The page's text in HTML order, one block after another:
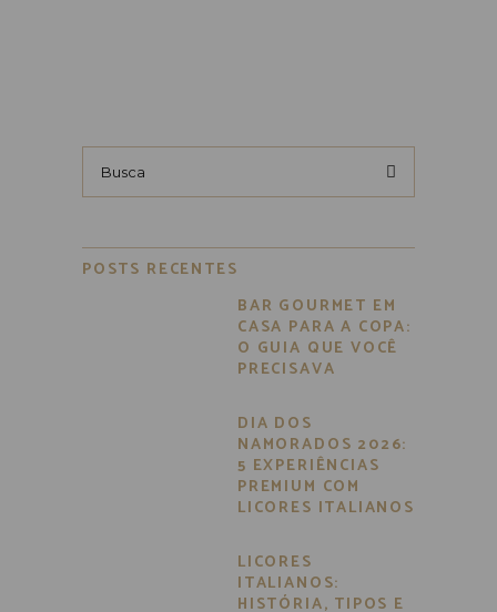
Busca
por:
POSTS RECENTES
BAR GOURMET EM
CASA PARA A COPA:
O GUIA QUE VOCÊ
PRECISAVA
DIA DOS
NAMORADOS 2026:
5 EXPERIÊNCIAS
PREMIUM COM
LICORES ITALIANOS
LICORES
ITALIANOS:
HISTÓRIA, TIPOS E